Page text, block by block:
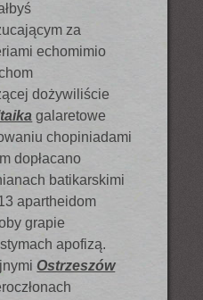
za
echomimio
dożywiliście
galaretowe
chopiniadami
dopłacano
batikarskimi
apartheidom
grapie
apofizą.
Ostrzeszów